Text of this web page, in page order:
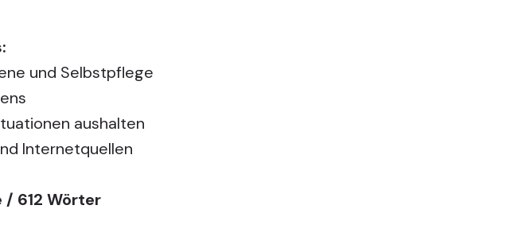
und Selbstpflege
aushalten
Internetquellen
/ 612 Wörter